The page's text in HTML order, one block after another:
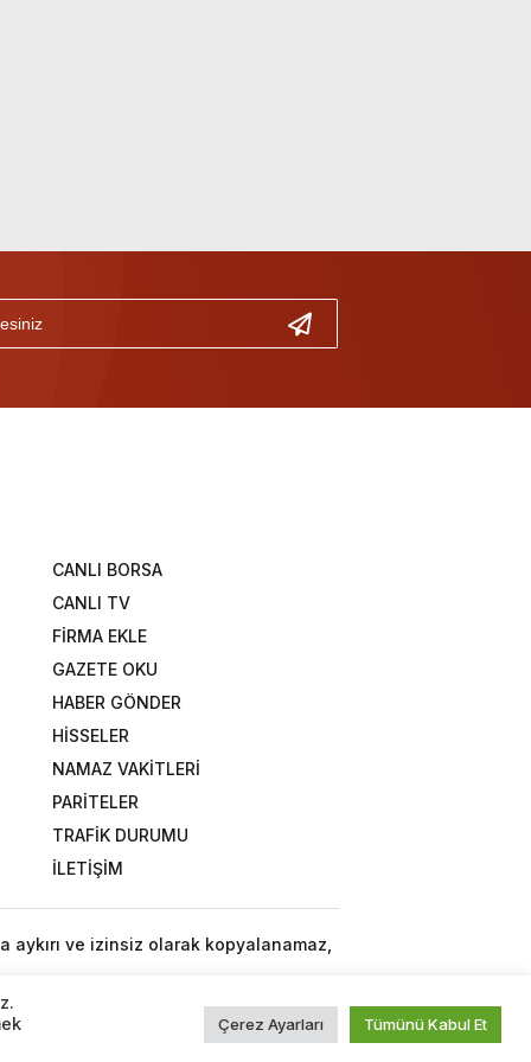
CANLI BORSA
CANLI TV
FİRMA EKLE
GAZETE OKU
HABER GÖNDER
HİSSELER
NAMAZ VAKİTLERİ
PARİTELER
TRAFİK DURUMU
İLETİŞİM
ve izinsiz olarak kopyalanamaz,
Çerez Ayarları Tümünü Kabul Et